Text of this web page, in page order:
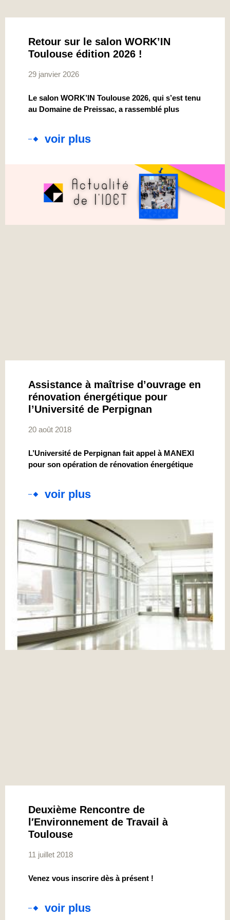
Retour sur le salon WORK’IN
Toulouse édition 2026 !
29 janvier 2026
Le salon WORK’IN Toulouse 2026, qui s’est tenu
au Domaine de Preissac, a rassemblé plus
voir plus
Assistance à maîtrise d’ouvrage en
rénovation énergétique pour
l’Université de Perpignan
20 août 2018
L’Université de Perpignan fait appel à MANEXI
pour son opération de rénovation énergétique
voir plus
Deuxième Rencontre de
l′Environnement de Travail à
Toulouse
11 juillet 2018
Venez vous inscrire dès à présent !
voir plus